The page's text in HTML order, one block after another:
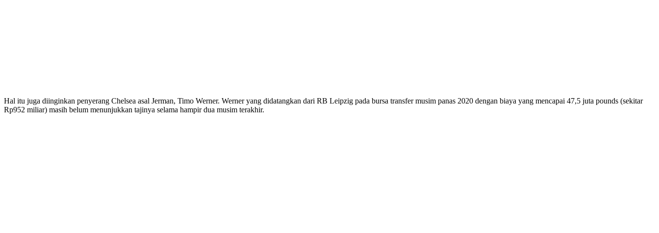
Hal itu juga diinginkan penyerang Chelsea asal Jerman, Timo Werner. Werner yang didatangkan dari RB Leipzig pada bursa transfer musim panas 2020 dengan biaya yang mencapai 47,5 juta pounds (sekitar
Rp952 miliar) masih belum menunjukkan tajinya selama hampir dua musim terakhir.